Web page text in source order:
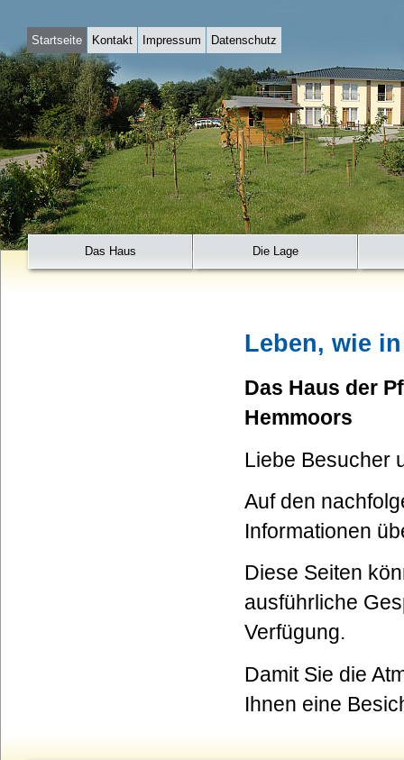
Startseite Kontakt Impressum Datenschutz
Das Haus Die Lage
Leben, wie
Das Haus der
Hemmoors
Liebe Besucher
Auf den
Informationen
Diese Seiten
ausführliche
Verfügung.
Damit Sie die
Ihnen eine